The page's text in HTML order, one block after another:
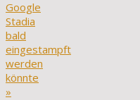
Google
Stadia
bald
eingestampft
werden
könnte
»